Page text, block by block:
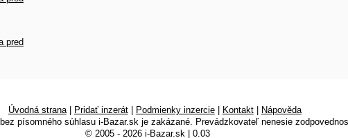
pred
Úvodná strana| Pridať inzerát| Podmienky inzercie| Kontakt|
Nápověda
písomného súhlasu i-Bazar.sk je zakázané. Prevádzkovateľ nenesie
© 2005 - 2026 i-Bazar.sk | 0.03